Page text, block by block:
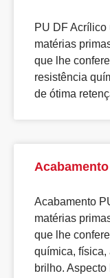
PU DF
matérias
que lhe
resistência
de ótima
Acabamento
matérias
que lhe
química, física,
brilho.